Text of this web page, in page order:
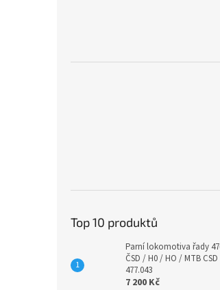
Top 10 produktů
Parní lokomotiva řady
ČSD / H0 / HO / MTB CSD
477.043
7 200 Kč